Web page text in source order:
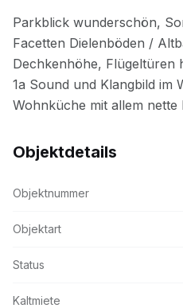
Objektdetails
Objektnummer
Objektart
Status
Kaltmiete